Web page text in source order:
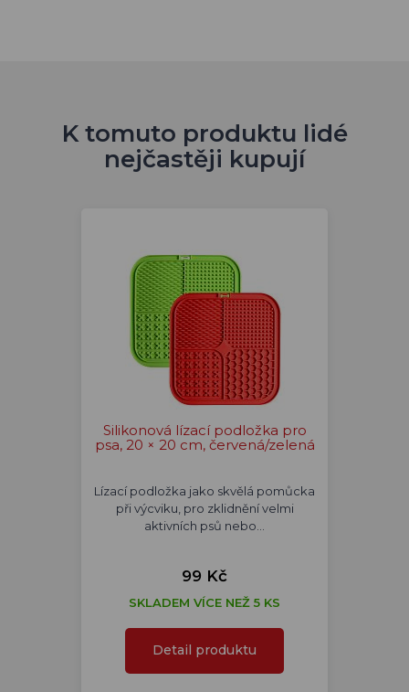
K tomuto produktu lidé
nejčastěji kupují
Silikonová lízací podložka pro
psa, 20 × 20 cm, červená/zelená
Lízací podložka jako skvělá pomůcka
při výcviku, pro zklidnění velmi
aktivních psů nebo…
99 Kč
SKLADEM VÍCE NEŽ 5 KS
Detail produktu